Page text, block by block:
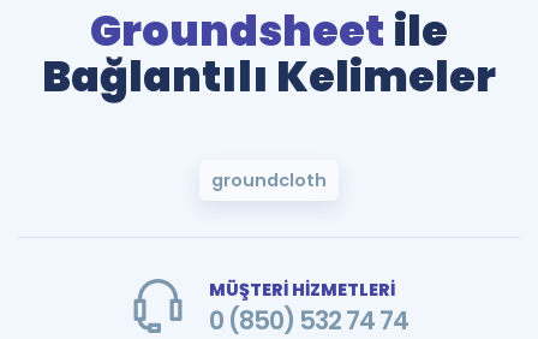
Groundsheet ile
Bağlantılı Kelimeler
groundcloth
MÜŞTERİ HİZMETLERİ
0 (850) 532 74 74